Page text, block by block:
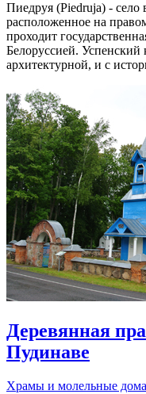
Пиедруя (Piedruja) - село
расположенное на
проходит
Белоруссией. Успенский
архитектурной, и с
Деревянная
Пудинаве
Храмы и молельные дома